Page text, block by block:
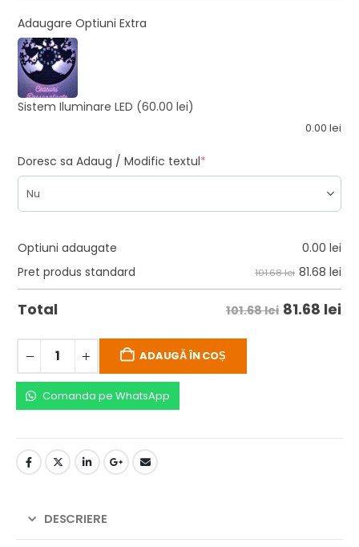
Adaugare Optiuni Extra
Sistem Iluminare LED (60.00 lei)
0.00 lei
Doresc sa Adaug / Modific textul*
Optiuni adaugate 0.00 lei
Pret produs standard
101.68 lei 81.68 lei
Total 101.68 lei 81.68 lei
ADAUGĂ ÎN COȘ
Comanda pe WhatsApp
DESCRIERE